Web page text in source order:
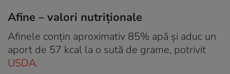
Afine – valori nutriționale
Afinele conțin aproximativ 85% apă și aduc un
aport de 57 kcal la o sută de grame, potrivit
USDA.